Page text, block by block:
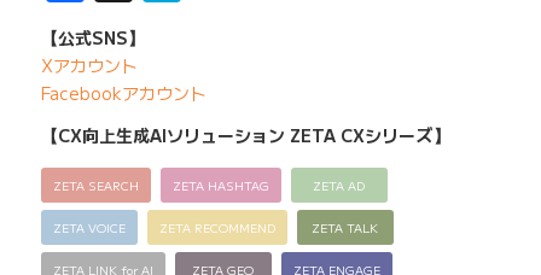
【公式SNS】
Xアカウント
Facebookアカウント
【CX向上生成AIソリューション ZETA CXシリーズ】
ZETA SEARCH ZETA HASHTAG ZETA AD
ZETA VOICE ZETA RECOMMEND ZETA TALK
ZETA LINK for AI ZETA GEO ZETA ENGAGE